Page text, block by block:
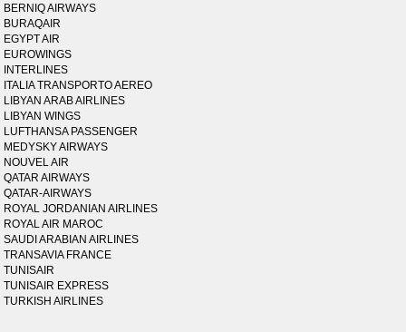
BERNIQ AIRWAYS
BURAQAIR
EGYPT AIR
EUROWINGS
INTERLINES
ITALIA TRANSPORTO AEREO
LIBYAN ARAB AIRLINES
LIBYAN WINGS
LUFTHANSA PASSENGER
MEDYSKY AIRWAYS
NOUVEL AIR
QATAR AIRWAYS
QATAR-AIRWAYS
ROYAL JORDANIAN AIRLINES
ROYAL AIR MAROC
SAUDI ARABIAN AIRLINES
TRANSAVIA FRANCE
TUNISAIR
TUNISAIR EXPRESS
TURKISH AIRLINES